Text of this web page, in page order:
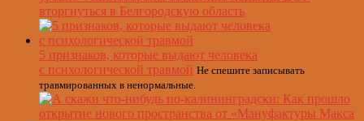
вторгнуться в Белгородскую область
5 признаков, которые выдают человека
с психологической травмой Не спешите записывать
травмированных в ненормальные.